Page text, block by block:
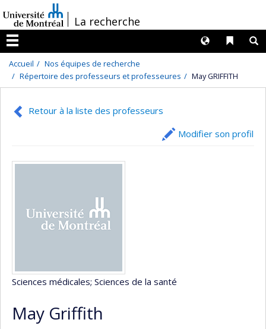
au
contenu
/La recherche
Menu
Liens
Langues
Accueil
Nos équipes de recherche
Répertoire des professeurs et professeures
May GRIFFITH
Retour à la liste des professeurs
Modifier son profil
Sciences médicales; Sciences de la santé
May Griffith